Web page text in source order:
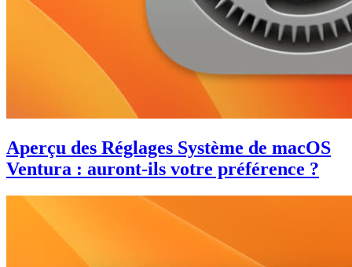
Aperçu des Réglages Système de macOS
Ventura : auront-ils votre préférence ?